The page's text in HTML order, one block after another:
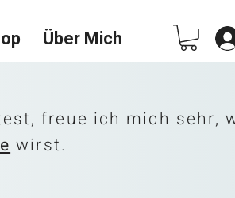
Über Mich
freue ich mich sehr,
wirst.